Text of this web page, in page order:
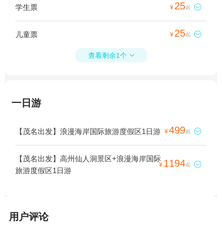
学生票 ¥ 25起 
儿童票 ¥ 25起 
查看剩余1个 
一日游
【茂名出发】浪漫海岸国际旅游度假区1日游 ¥499起 
【茂名出发】高州仙人洞景区+浪漫海岸国际
旅游度假区1日游
¥ 1194起 
用户评论